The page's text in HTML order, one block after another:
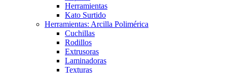
Herramientas
Kato Surtido
Herramientas: Arcilla Polimérica
Cuchillas
Rodillos
Extrusoras
Laminadoras
Texturas